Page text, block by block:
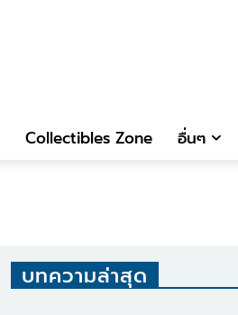
Collectibles Zone อื่นๆ
บทความล่าสุด